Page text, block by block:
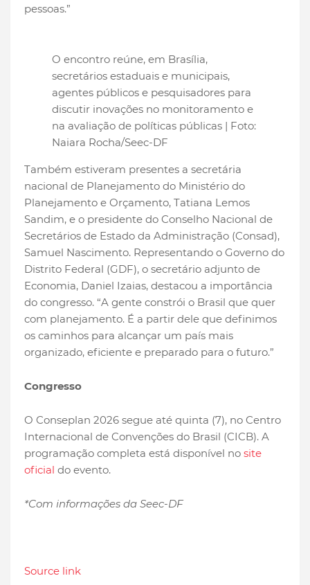
pessoas.”
O encontro reúne, em Brasília,
secretários estaduais e municipais,
agentes públicos e pesquisadores para
discutir inovações no monitoramento e
na avaliação de políticas públicas | Foto:
Naiara Rocha/Seec-DF
Também estiveram presentes a secretária
nacional de Planejamento do Ministério do
Planejamento e Orçamento, Tatiana Lemos
Sandim, e o presidente do Conselho Nacional de
Secretários de Estado da Administração (Consad),
Samuel Nascimento. Representando o Governo do
Distrito Federal (GDF), o secretário adjunto de
Economia, Daniel Izaias, destacou a importância
do congresso. “A gente constrói o Brasil que quer
com planejamento. É a partir dele que definimos
os caminhos para alcançar um país mais
organizado, eficiente e preparado para o futuro.”
Congresso
O Conseplan 2026 segue até quinta (7), no Centro
Internacional de Convenções do Brasil (CICB). A
programação completa está disponível no site
oficial do evento.
*Com informações da Seec-DF
Source link